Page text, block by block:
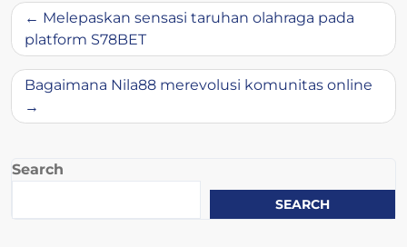
Post
navigation
Melepaskan sensasi taruhan olahraga pada
platform S78BET
Bagaimana Nila88 merevolusi komunitas online
Search
SEARCH